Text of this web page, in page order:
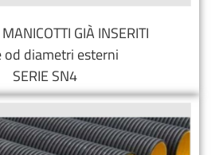
GIÀ INSERITI
od diametri esterni
SERIE SN4